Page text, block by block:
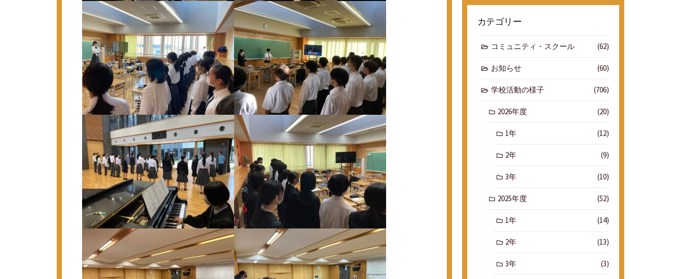
カテゴリー
コミュニティ・スクール (62)
お知らせ (60)
学校活動の様子 (706)
2026年度 (20)
1年 (12)
2年 (9)
3年 (10)
2025年度 (52)
1年 (14)
2年 (13)
3年 (3)